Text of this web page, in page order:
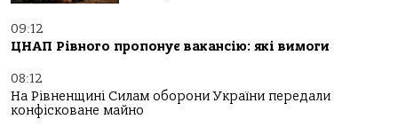
09:12
ЦНАП Рівного пропонує вакансію: які вимоги
08:12
На Рівненщині Силам оборони України передали
конфісковане майно